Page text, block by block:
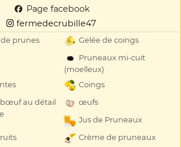
Page facebook
fermedecrubille47
prunes
Gelée de coings
Pruneaux mi-cuit
(moelleux)
Coings
bœuf au détail
œufs
Jus de Pruneaux
Crème de pruneaux